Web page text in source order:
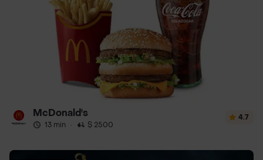
McDonald's
13 min · $ 2500
4.7